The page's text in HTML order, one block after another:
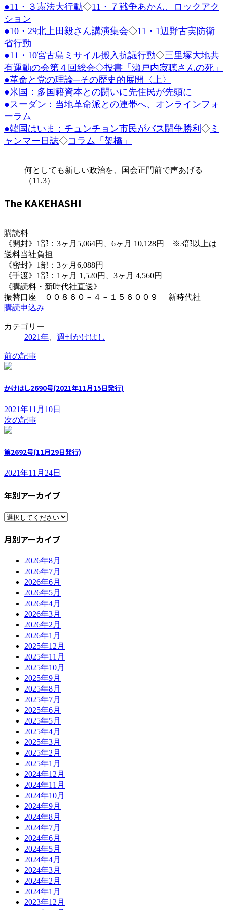
時
●11・３憲法大行動◇11・７戦争あかん、ロックアク
ション
●10・29北上田毅さん講演集会◇11・1辺野古実防衛
省行動
●11・10宮古島ミサイル搬入抗議行動◇三里塚大地共
有運動の会第４回総会◇投書「瀬戸内寂聴さんの死」
●革命と党の理論─その歴史的展開〈上〉
●米国：多国籍資本との闘いに先住民が先頭に
●スーダン：当地革命派との連帯へ、オンラインフォ
ーラム
●韓国はいま：チュンチョン市民がバス闘争勝利 ◇ ミ
ャンマー日誌◇コラム「架橋」
何としても新しい政治を、国会正門前で声あげる
（11.3）
The KAKEHASHI
購読料
《開封》1部：3ヶ月5,064円、6ヶ月 10,128円 ※3部以上は
送料当社負担
《密封》1部：3ヶ月6,088円
《手渡》1部：1ヶ月 1,520円、3ヶ月 4,560円
《購読料・新時代社直送》
振替口座 ００８６０－４－１５６００９ 新時代社
購読申込み
カテゴリー
2021年
週刊かけはし
前の記事
かけはし2690号(2021年11月15日発行)
2021年11月10日
次の記事
第2692号(11月29日発行)
2021年11月24日
年別アーカイブ
月別アーカイブ
2026年8月
2026年7月
2026年6月
2026年5月
2026年4月
2026年3月
2026年2月
2026年1月
2025年12月
2025年11月
2025年10月
2025年9月
2025年8月
2025年7月
2025年6月
2025年5月
2025年4月
2025年3月
2025年2月
2025年1月
2024年12月
2024年11月
2024年10月
2024年9月
2024年8月
2024年7月
2024年6月
2024年5月
2024年4月
2024年3月
2024年2月
2024年1月
2023年12月